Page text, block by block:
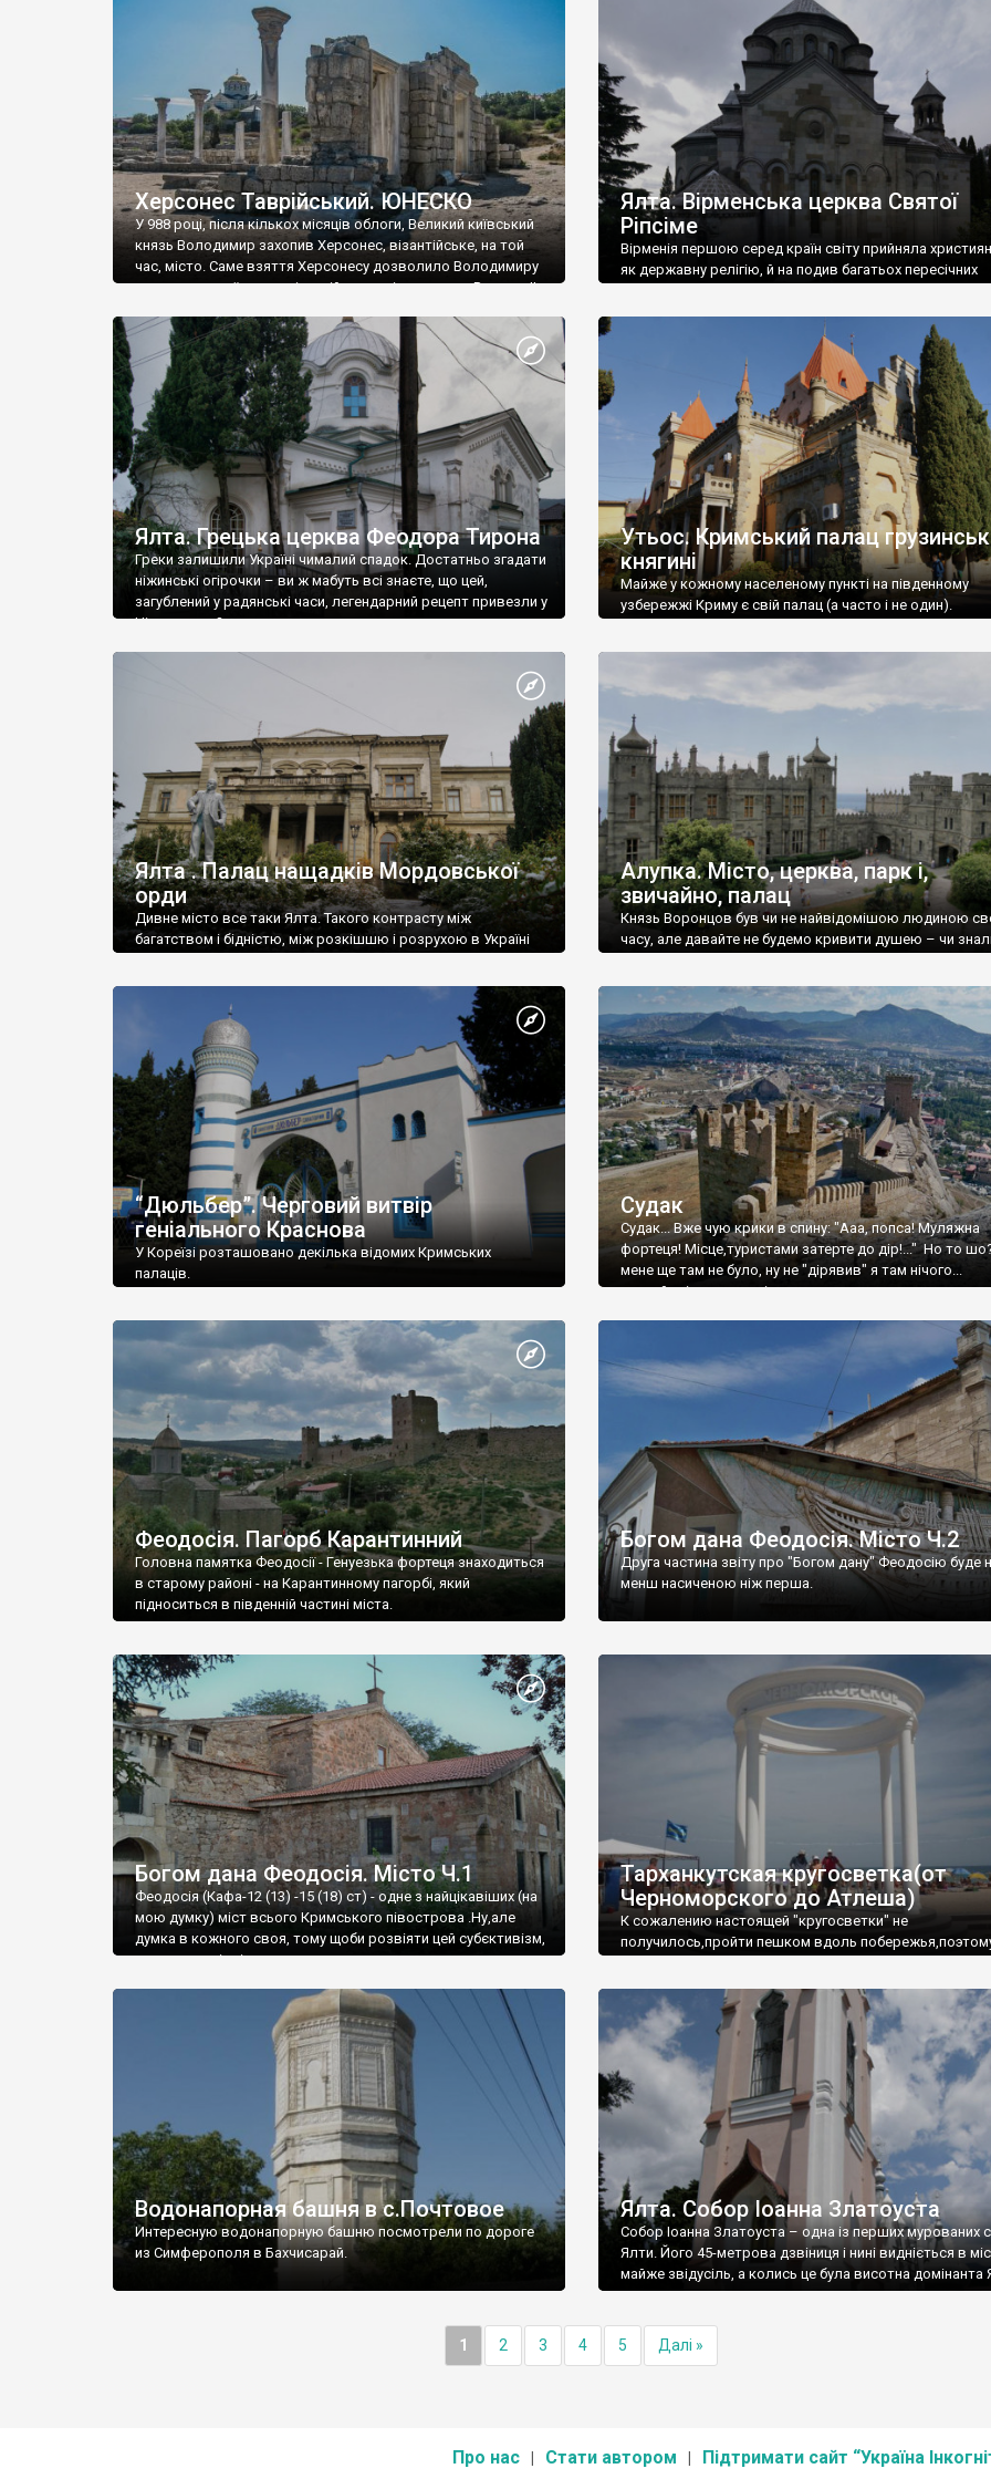
візантійської доби. Раритети викрадені з фондів об’єкту
культурної спадщини ЮНЕСКО «Херсонеса Таврійського».
Офіційно – на виставку «Золото Візантії», але експерти та
влада в Україні вважають це лише […]
називаються «повстяками» (postaki)…” “Вино. Крим
виробляє відмінне вино і його вдосталь: воно все
легке біле і дуже […]
Херсонес Таврійський. ЮНЕСКО
У 988 році, після кількох місяців облоги, Великий київський
князь Володимир захопив Херсонес, візантійське, на той
час, місто. Саме взяття Херсонесу дозволило Володимиру
диктувати свої умови візантійському імператору Василю ІІ,
Херсонесі Володимир-язичник, став Василем-
християнином. А потім було Хрещення Русі. На честь
Херсонесу Таврійського названо місто […]
Ялта. Вірменська церква Святої
Ріпсіме
Вірменія першою серед країн світу прийняла
як державну релігію, й на подив багатьох пересічних
Ялта. Грецька церква Феодора Тирона
Греки залишили Україні чималий спадок. Достатньо згадати
ніжинські огірочки – ви ж мабуть всі знаєте, що цей,
загублений у радянські часи, легендарний рецепт привезли у
Ніжин греки?
Утьос. Кримський палац
княгині
Майже у кожному населеному пункті на південному
узбережжі Криму є свій палац (а часто і не один).
Ялта . Палац нащадків Мордовської
орди
Дивне місто все таки Ялта. Такого контрасту між
багатством і бідністю, між розкішшю і розрухою в Україні
Алупка. Місто, церква, парк і,
звичайно, палац
Князь Воронцов був чи не найвідомішою людиною
часу, але давайте не будемо кривити душею – чи
“Дюльбер”. Черговий витвір
геніального Краснова
У Кореїзі розташовано декілька відомих Кримських
палаців.
Судак
Судак... Вже чую крики в спину: "Ааа, попса! Муляжна
фортеця! Місце,туристами затерте до дір!..." Но то
мене ще там не було, ну не "дірявив" я там нічого...
принаймні до цього літа.
Феодосія. Пагорб Карантинний
Головна памятка Феодосії - Генуезька фортеця знаходиться
в старому районі - на Карантинному пагорбі, який
підноситься в південній частині міста.
Богом дана Феодосія. Місто Ч.2
Друга частина звіту про "Богом дану" Феодосію буде
менш насиченою ніж перша.
Богом дана Феодосія. Місто Ч.1
Феодосія (Кафа-12 (13) -15 (18) ст) - одне з найцікавіших (на
мою думку) міст всього Кримського півострова .Ну,але
думка в кожного своя, тому щоби розвіяти цей субєктивізм,
запрошую відвідати це
Тарханкутская кругосветка(от
Черноморского до Атлеша)
К сожалению настоящей "кругосветки" не
получилось,пройти пешком вдоль
Водонапорная башня в с.Почтовое
Интересную водонапорную башню посмотрели по дороге
из Симферополя в Бахчисарай.
Ялта. Собор Іоанна Златоуста
Собор Іоанна Златоуста – одна із перших мурованих
Ялти. Його 45-метрова дзвіниця і нині видніється в
майже звідусіль, а колись це була висотна домінанта
1 2 3 4 5 Далі »
Про нас Стати автором Підтримати сайт “Україна